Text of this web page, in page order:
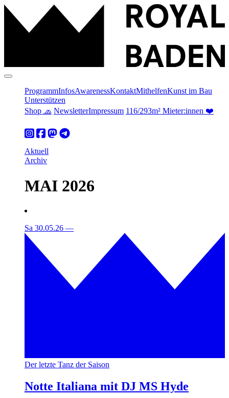
ProgrammInfosAwarenessKontaktMithelfenKunst im Bau
Unterstützen
Shop 🧢 NewsletterImpressum 116/293m² Mieter:innen ❤️
Aktuell
Archiv
MAI 2026
Sa 30.05.26 —
Der letzte Tanz der Saison
Notte Italiana mit DJ MS Hyde